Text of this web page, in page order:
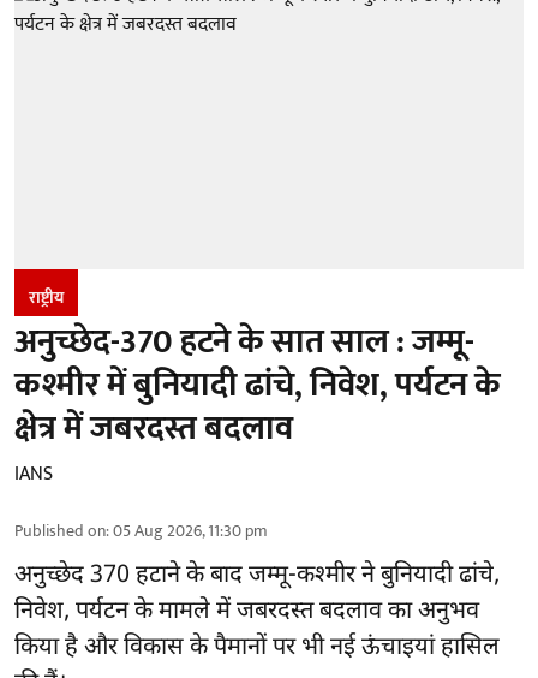
राष्ट्रीय
अनुच्छेद-370 हटने के सात साल : जम्मू-
कश्मीर में बुनियादी ढांचे, निवेश, पर्यटन के
क्षेत्र में जबरदस्त बदलाव
IANS
Published on:05 Aug 2026, 11:30 pm
अनुच्छेद 370 हटाने के बादजम्मू-कश्मीर ने बुनियादी ढांचे,
निवेश, पर्यटन के मामले में जबरदस्त बदलाव का अनुभव
किया है और विकास के पैमानों पर भी नई ऊंचाइयां हासिल